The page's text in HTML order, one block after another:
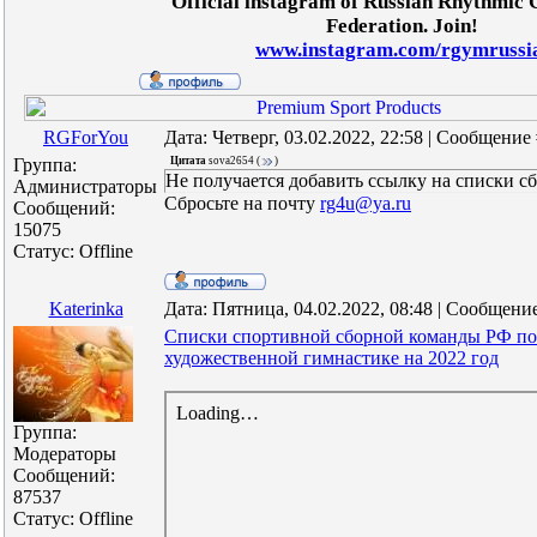
Federation. Join!
www.instagram.com/
RGForYou
Дата: Четверг, 03.02.2022, 22:58 |
Группа:
Администраторы
Сообщений:
15075
Статус: Offline
Цитата sova2654 ( )
Не получается добавить ссылку на списки
Сбросьте на почту rg4u@ya.ru
Katerinka Дата: Пятница, 04.02.2022, 08:48 |
Группа:
Модераторы
Сообщений:
87537
Статус: Offline
Списки спортивной сборной команды РФ по
художественной гимнастике на 2022 год